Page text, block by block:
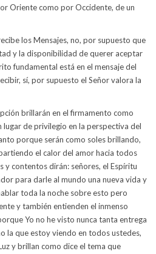
Oriente como por Occidente, de un
los Mensajes, no, por supuesto que
y la disponibilidad de querer aceptar
fundamental está en el mensaje del
sí, por supuesto el Señor valora la
brillarán en el firmamento como
lugar de privilegio en la perspectiva del
porque serán como soles brillando,
el calor del amor hacia todos
y contentos dirán: señores, el Espíritu
para darle al mundo una nueva vida y
toda la noche sobre esto pero
y también entienden el inmenso
Yo no he visto nunca tanta entrega
la que estoy viendo en todos ustedes,
y brillan como dice el tema que